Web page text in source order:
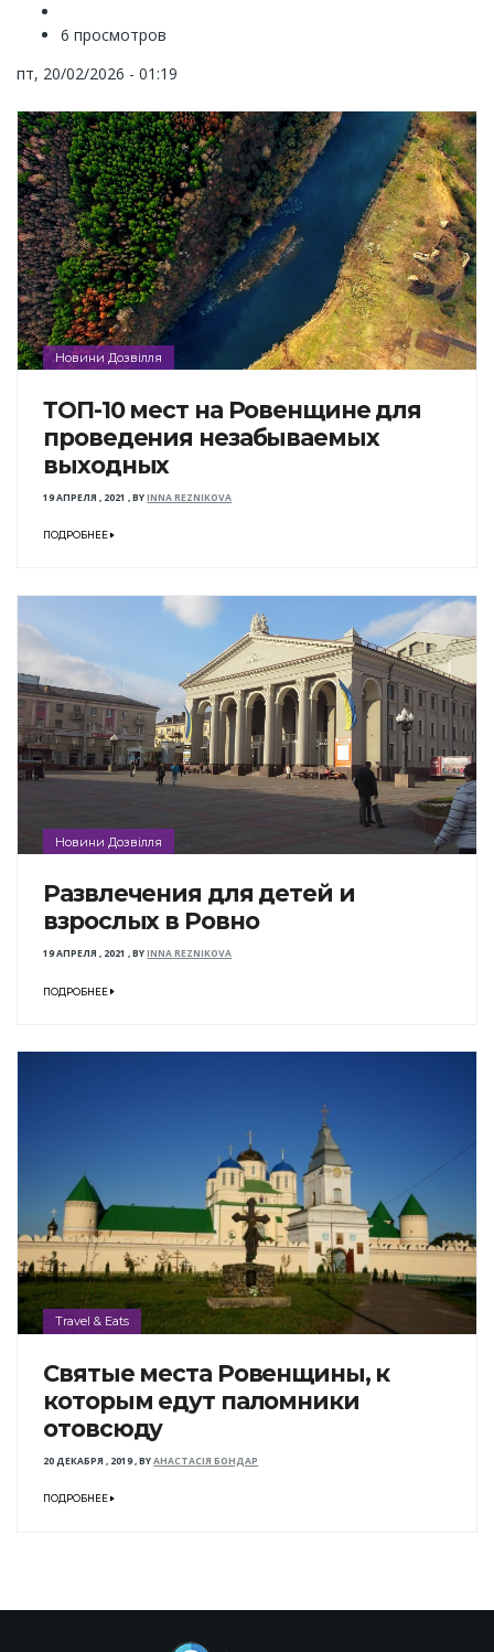
6 просмотров
пт, 20/02/2026 - 01:19
Новини Дозвілля
ТОП-10 мест на Ровенщине для
проведения незабываемых
выходных
19 АПРЕЛЯ , 2021 ,BYINNA REZNIKOVA
ПОДРОБНЕЕ
Новини Дозвілля
Развлечения для детей и
взрослых в Ровно
19 АПРЕЛЯ , 2021 ,BYINNA REZNIKOVA
ПОДРОБНЕЕ
Travel & Eats
Святые места Ровенщины, к
которым едут паломники
отовсюду
20 ДЕКАБРЯ , 2019,BYАНАСТАСІЯ БОНДАР
ПОДРОБНЕЕ